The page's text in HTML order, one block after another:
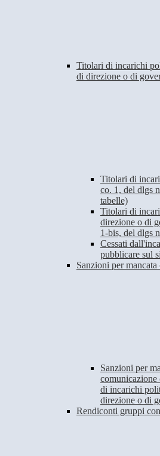
Titolari di incarichi
di direzione o di
Titolari di
co. 1, del dlgs
tabelle)
Titolari di
direzione o di
1-bis, del dlgs
Cessati
pubblicare sul
Sanzioni per
Sanzioni per
comunicazione
di incarichi
direzione o di
Rendiconti gruppi